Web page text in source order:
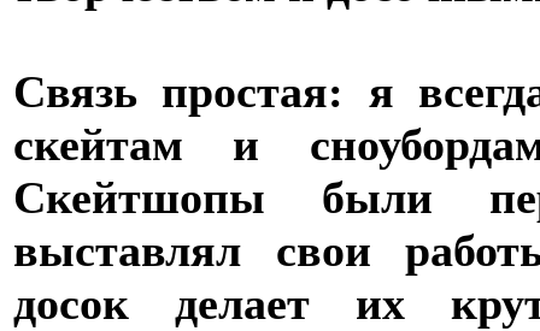
Связь простая: я
скейтам и
Скейтшопы были
выставлял свои
досок делает их